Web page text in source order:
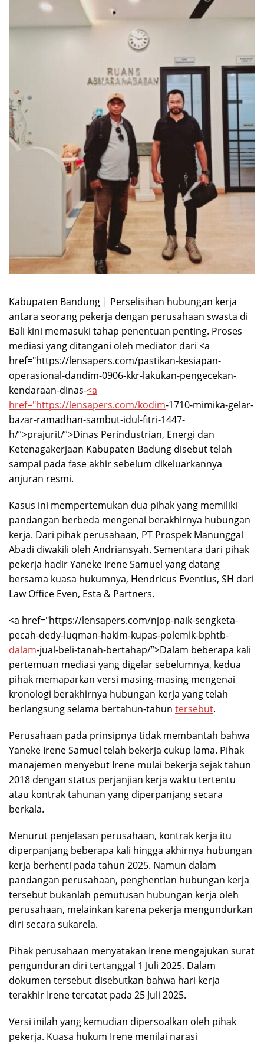
Kabupaten Bandung | Perselisihan hubungan kerja
antara seorang pekerja dengan perusahaan swasta di
Bali kini memasuki tahap penentuan penting. Proses
mediasi yang ditangani oleh mediator dari <a
href="https://lensapers.com/pastikan-kesiapan-
operasional-dandim-0906-kkr-lakukan-pengecekan-
kendaraan-dinas-<a
href="https://lensapers.com/kodim-1710-mimika-gelar-
bazar-ramadhan-sambut-idul-fitri-1447-
h/”>prajurit/”>Dinas Perindustrian, Energi dan
Ketenagakerjaan Kabupaten Badung disebut telah
sampai pada fase akhir sebelum dikeluarkannya
anjuran resmi.
Kasus ini mempertemukan dua pihak yang memiliki
pandangan berbeda mengenai berakhirnya hubungan
kerja. Dari pihak perusahaan, PT Prospek Manunggal
Abadi diwakili oleh Andriansyah. Sementara dari pihak
pekerja hadir Yaneke Irene Samuel yang datang
bersama kuasa hukumnya, Hendricus Eventius, SH dari
Law Office Even, Esta & Partners.
<a href="https://lensapers.com/njop-naik-sengketa-
pecah-dedy-luqman-hakim-kupas-polemik-bphtb-
dalam-jual-beli-tanah-bertahap/”>Dalam beberapa kali
pertemuan mediasi yang digelar sebelumnya, kedua
pihak memaparkan versi masing-masing mengenai
kronologi berakhirnya hubungan kerja yang telah
berlangsung selama bertahun-tahun tersebut.
Perusahaan pada prinsipnya tidak membantah bahwa
Yaneke Irene Samuel telah bekerja cukup lama. Pihak
manajemen menyebut Irene mulai bekerja sejak tahun
2018 dengan status perjanjian kerja waktu tertentu
atau kontrak tahunan yang diperpanjang secara
berkala.
Menurut penjelasan perusahaan, kontrak kerja itu
diperpanjang beberapa kali hingga akhirnya hubungan
kerja berhenti pada tahun 2025. Namun dalam
pandangan perusahaan, penghentian hubungan kerja
tersebut bukanlah pemutusan hubungan kerja oleh
perusahaan, melainkan karena pekerja mengundurkan
diri secara sukarela.
Pihak perusahaan menyatakan Irene mengajukan surat
pengunduran diri tertanggal 1 Juli 2025. Dalam
dokumen tersebut disebutkan bahwa hari kerja
terakhir Irene tercatat pada 25 Juli 2025.
Versi inilah yang kemudian dipersoalkan oleh pihak
pekerja. Kuasa hukum Irene menilai narasi